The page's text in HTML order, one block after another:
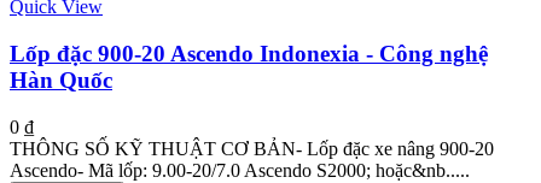
Quick View
Lốp đặc 900-20 Ascendo Indonexia - Công nghệ
Hàn Quốc
0 ₫
THÔNG SỐ KỸ THUẬT CƠ BẢN- Lốp đặc xe nâng 900-20
Ascendo- Mã lốp: 9.00-20/7.0 Ascendo S2000; hoặc&nb.....